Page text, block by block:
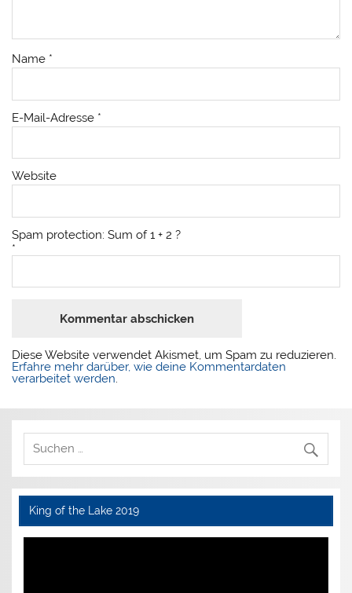
Name *
E-Mail-Adresse *
Website
Spam protection: Sum of 1 + 2 ?
*
Diese Website verwendet Akismet, um Spam zu reduzieren.
Erfahre mehr darüber, wie deine Kommentardaten
verarbeitet werden.
King of the Lake 2019
Video-